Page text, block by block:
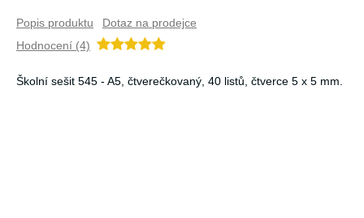
Popis produktu
Dotaz na prodejce
Hodnocení (4)
Školní sešit 545 - A5, čtverečkovaný, 40 listů, čtverce 5 x 5 mm.